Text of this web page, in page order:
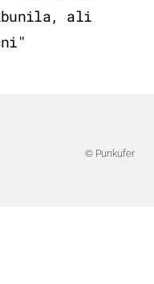
ali
© Punkufer